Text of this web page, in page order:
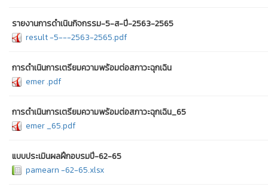
รายงานการดำเนินกิจกรรม-5-ส-ปี-2563-2565
result -5---2563-2565.pdf
การดำเนินการเตรียมความพร้อมต่อสภาวะฉุกเฉิน
emer .pdf
การดำเนินการเตรียมความพร้อมต่อสภาวะฉุกเฉิน_65
emer _65.pdf
แบบประเมินผลฝึกอบรมปี-62-65
pamearn -62-65.xlsx